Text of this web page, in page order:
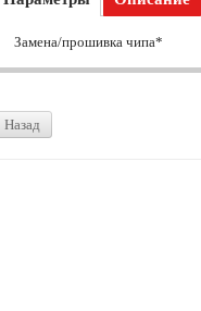
Замена/прошивка чипа*
Назад